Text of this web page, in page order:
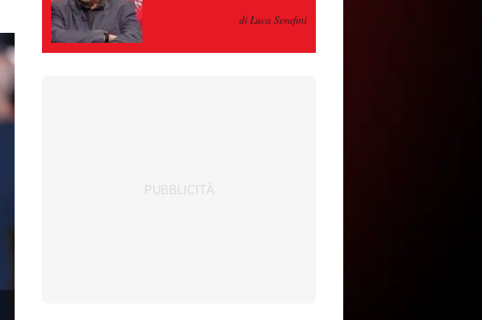
PAZIENZA, SE RESTA È
di Luca Serafini